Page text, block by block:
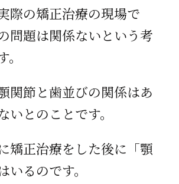
際の矯正治療の現場で
問題は関係ないという考
関節と歯並びの関係はあ
いとのことです。
矯正治療をした後に「顎
いるのです。